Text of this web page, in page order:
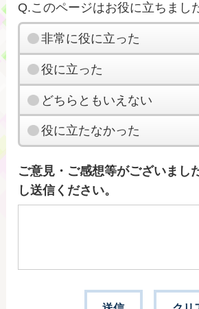
Q.このページはお役に立ちまし
非常に役に立った
役に立った
どちらともいえない
役に立たなかった
ご意見・ご感想等がございまし
し送信ください。